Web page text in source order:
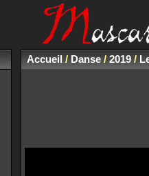
Accueil/ Danse/ 2019/